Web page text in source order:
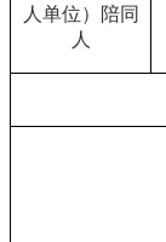
人单位）陪同
人